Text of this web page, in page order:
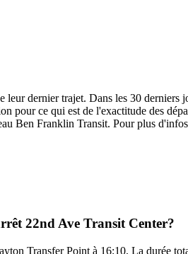
dernier trajet. Dans les 30 derniers
pour ce qui est de l'exactitude des
Ben Franklin Transit. Pour plus
22nd Ave Transit Center?
Transfer Point à 16:10. La durée